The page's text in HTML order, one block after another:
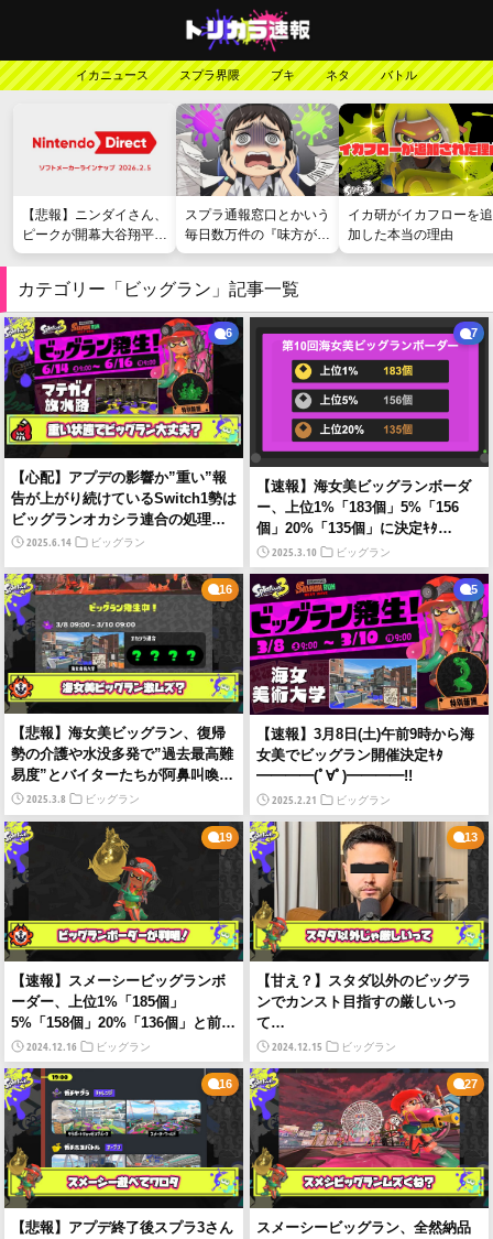
イカニュース スプラ界隈 ブキ ネタ バトル
【悲報】ニンダイさん、
ピークが開幕大谷翔平の
がっかりダイレクトだっ
スプラ通報窓口とかいう
毎日数万件の『味方が弱
い』愚痴を読まされる苦
イカ研がイカフローを追
加した本当の理由
カテゴリー「ビッグラン」記事一覧
6
【心配】アプデの影響か”重い”報
告が上がり続けているSwitch1勢は
ビッグランオカシラ連合の処理に
耐えられるのか
2025.6.14 ビッグラン
7
【速報】海女美ビッグランボーダ
ー、上位1%「183個」5%「156
個」20%「135個」に決定ｷﾀ
━━━━(ﾟ∀ﾟ)━━━━!!
2025.3.10 ビッグラン
16
【悲報】海女美ビッグラン、復帰
勢の介護や水没多発で”過去最高難
易度”とバイターたちが阿鼻叫喚の
地獄2025.3.8 ビッグラン
5
【速報】3月8日(土)午前9時から海
女美でビッグラン開催決定ｷﾀ
━━━━(ﾟ∀ﾟ)━━━━!!
2025.2.21 ビッグラン
19
【速報】スメーシービッグランボ
ーダー、上位1%「185個」
5%「158個」20%「136個」と前回
2022年と比べて大幅に上昇した模
様
2024.12.16 ビッグラン
13
【甘え？】スタダ以外のビッグラ
ンでカンスト目指すの厳しいっ
て…
2024.12.15 ビッグラン
16
【悲報】アプデ終了後スプラ3さん
27
スメーシービッグラン、全然納品